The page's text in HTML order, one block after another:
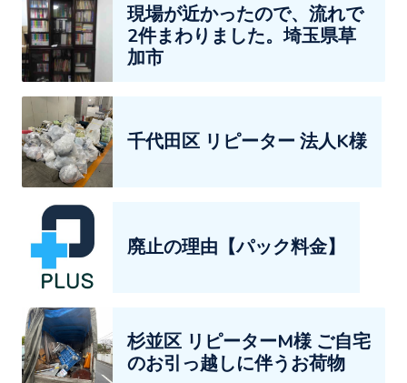
現場が近かったので、流れで
2件まわりました。埼玉県草
加市
千代田区 リピーター 法人K様
廃止の理由【パック料金】
杉並区 リピーターM様 ご自宅
のお引っ越しに伴うお荷物